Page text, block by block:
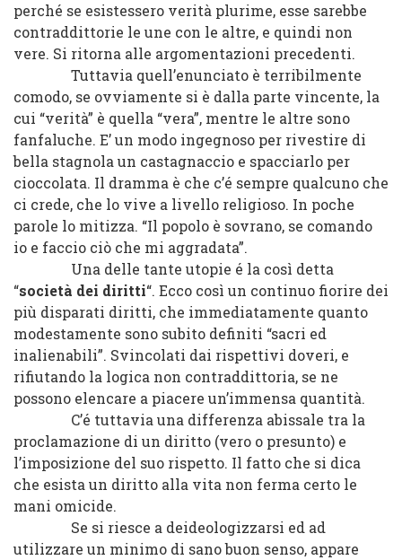
perché se esistessero verità plurime, esse sarebbe
contraddittorie le une con le altre, e quindi non
vere. Si ritorna alle argomentazioni precedenti.
Tuttavia quell’enunciato è terribilmente
comodo, se ovviamente si è dalla parte vincente, la
cui “verità” è quella “vera”, mentre le altre sono
fanfaluche. E’ un modo ingegnoso per rivestire di
bella stagnola un castagnaccio e spacciarlo per
cioccolata. Il dramma è che c’é sempre qualcuno che
ci crede, che lo vive a livello religioso. In poche
parole lo mitizza. “Il popolo è sovrano, se comando
io e faccio ciò che mi aggradata”.
Una delle tante utopie é la così detta
“società dei diritti“. Ecco così un continuo fiorire dei
più disparati diritti, che immediatamente quanto
modestamente sono subito definiti “sacri ed
inalienabili”. Svincolati dai rispettivi doveri, e
rifiutando la logica non contraddittoria, se ne
possono elencare a piacere un’immensa quantità.
C’é tuttavia una differenza abissale tra la
proclamazione di un diritto (vero o presunto) e
l’imposizione del suo rispetto. Il fatto che si dica
che esista un diritto alla vita non ferma certo le
mani omicide.
Se si riesce a deideologizzarsi ed ad
utilizzare un minimo di sano buon senso, appare